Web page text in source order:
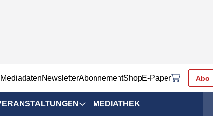
MediadatenNewsletterAbonnementShopE-Paper Abo
MEDIATHEK